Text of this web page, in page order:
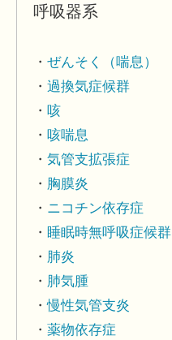
呼吸器系
ぜんそく（喘息）
過換気症候群
咳
咳喘息
気管支拡張症
胸膜炎
ニコチン依存症
睡眠時無呼吸症候群
肺炎
肺気腫
慢性気管支炎
薬物依存症